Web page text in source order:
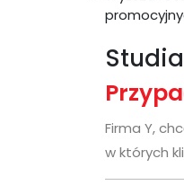
Firma Y,
w których